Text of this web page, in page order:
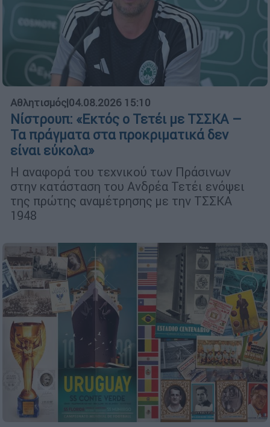
Αθλητισμός|04.08.2026 15:10
Νίστρουπ: «Εκτός ο Τετέι με ΤΣΣΚΑ –
Τα πράγματα στα προκριματικά δεν
είναι εύκολα»
Η αναφορά του τεχνικού των Πράσινων
στην κατάσταση του Ανδρέα Τετέι ενόψει
της πρώτης αναμέτρησης με την ΤΣΣΚΑ
1948